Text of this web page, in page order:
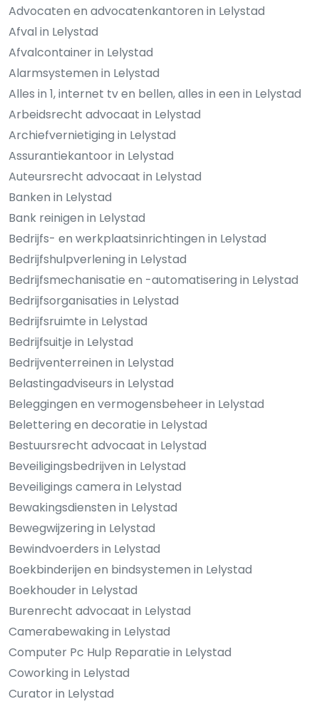
Advocaten en advocatenkantoren in Lelystad
Afval in Lelystad
Afvalcontainer in Lelystad
Alarmsystemen in Lelystad
Alles in 1, internet tv en bellen, alles in een in Lelystad
Arbeidsrecht advocaat in Lelystad
Archiefvernietiging in Lelystad
Assurantiekantoor in Lelystad
Auteursrecht advocaat in Lelystad
Banken in Lelystad
Bank reinigen in Lelystad
Bedrijfs- en werkplaatsinrichtingen in Lelystad
Bedrijfshulpverlening in Lelystad
Bedrijfsmechanisatie en -automatisering in Lelystad
Bedrijfsorganisaties in Lelystad
Bedrijfsruimte in Lelystad
Bedrijfsuitje in Lelystad
Bedrijventerreinen in Lelystad
Belastingadviseurs in Lelystad
Beleggingen en vermogensbeheer in Lelystad
Belettering en decoratie in Lelystad
Bestuursrecht advocaat in Lelystad
Beveiligingsbedrijven in Lelystad
Beveiligings camera in Lelystad
Bewakingsdiensten in Lelystad
Bewegwijzering in Lelystad
Bewindvoerders in Lelystad
Boekbinderijen en bindsystemen in Lelystad
Boekhouder in Lelystad
Burenrecht advocaat in Lelystad
Camerabewaking in Lelystad
Computer Pc Hulp Reparatie in Lelystad
Coworking in Lelystad
Curator in Lelystad